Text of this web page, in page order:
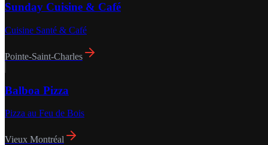
Sunday Cuisine & Café
Cuisine Santé & Café
Pointe-Saint-Charles
Balboa Pizza
Pizza au Feu de Bois
Vieux Montréal